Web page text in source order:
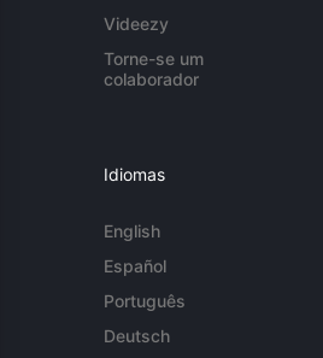
Videezy
Torne-se um
colaborador
Idiomas
English
Español
Português
Deutsch